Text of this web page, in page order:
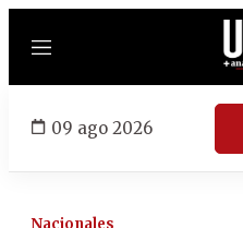
Menú
09 ago 2026
Nacionales